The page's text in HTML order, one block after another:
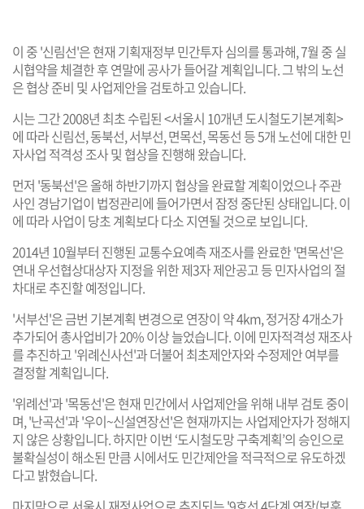
이 중 '신림선'은 현재 기획재정부 민간투자 심의를 통과해, 7월 중 실
시협약을 체결한 후 연말에 공사가 들어갈 계획입니다. 그 밖의 노선
은 협상 준비 및 사업제안을 검토하고 있습니다.
시는 그간 2008년 최초 수립된 <서울시 10개년 도시철도기본계획>
에 따라 신림선, 동북선, 서부선, 면목선, 목동선 등 5개 노선에 대한 민
자사업 적격성 조사 및 협상을 진행해 왔습니다.
먼저 '동북선'은 올해 하반기까지 협상을 완료할 계획이었으나 주관
사인 경남기업이 법정관리에 들어가면서 잠정 중단된 상태입니다. 이
에 따라 사업이 당초 계획보다 다소 지연될 것으로 보입니다.
2014년 10월부터 진행된 교통수요예측 재조사를 완료한 '면목선'은
연내 우선협상대상자 지정을 위한 제3자 제안공고 등 민자사업의 절
차대로 추진할 예정입니다.
'서부선'은 금번 기본계획 변경으로 연장이 약 4km, 정거장 4개소가
추가되어 총사업비가 20% 이상 늘었습니다. 이에 민자적격성 재조사
를 추진하고 '위례신사선'과 더불어 최초제안자와 수정제안 여부를
결정할 계획입니다.
'위례선'과 '목동선'은 현재 민간에서 사업제안을 위해 내부 검토 중이
며, '난곡선'과 '우이~신설연장선'은 현재까지는 사업제안자가 정해지
지 않은 상황입니다. 하지만 이번 ‘도시철도망 구축계획’의 승인으로
불확실성이 해소된 만큼 시에서도 민간제안을 적극적으로 유도하겠
다고 밝혔습니다.